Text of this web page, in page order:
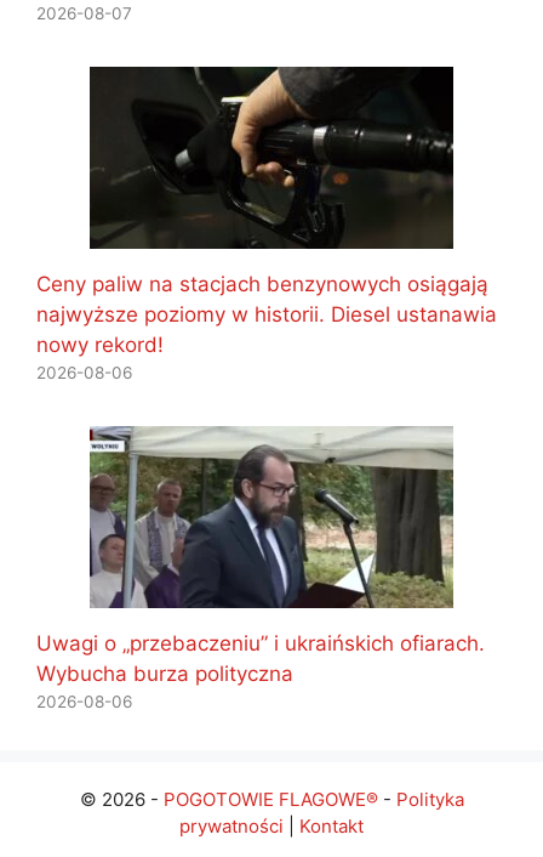
2026-08-07
Ceny paliw na stacjach benzynowych osiągają
najwyższe poziomy w historii. Diesel ustanawia
nowy rekord!
2026-08-06
Uwagi o „przebaczeniu” i ukraińskich ofiarach.
Wybucha burza polityczna
2026-08-06
© 2026 - POGOTOWIE FLAGOWE®- Polityka
prywatności
Kontakt